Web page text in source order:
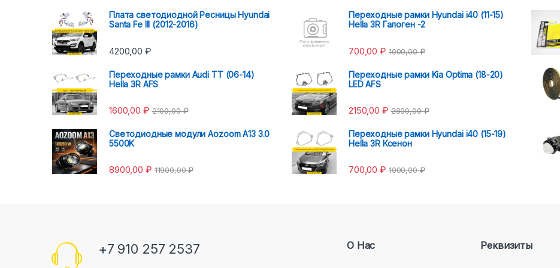
Плата светодиодной Ресницы Hyundai
Santa Fe III (2012-2016)
4200,00 ₽
Переходные рамки Audi TT (06-14)
Hella 3R AFS
1600,00 ₽ 2100,00₽
Светодиодные модули Aozoom A13 3.0
5500K
8900,00 ₽ 11900,00₽
Переходные рамки Hyundai i40 (11-15)
Hella 3R Галоген -2
700,00₽ 1000,00₽
Переходные рамки Kia Optima (18-20)
LED AFS
2150,00 ₽ 2800,00₽
Переходные рамки Hyundai i40 (15-19)
Hella 3R Ксенон
700,00₽ 1000,00₽
+7 910 257 2537 О Нас Реквизиты